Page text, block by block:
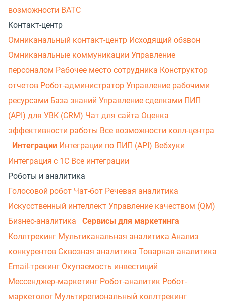
возможности ВАТС
Контакт-центр
Омниканальный контакт-центр Исходящий обзвон
Омниканальные коммуникации Управление
персоналом Рабочее место сотрудника Конструктор
отчетов Робот-администратор Управление рабочими
ресурсами База знаний Управление сделками ПИП
(API) для УВК (CRM) Чат для сайта Оценка
эффективности работы Все возможности колл-центра
Интеграции Интеграции по ПИП (API) Вебхуки
Интеграция с 1С Все интеграции
Роботы и аналитика
Голосовой робот Чат-бот Речевая аналитика
Искусственный интеллект Управление качеством (QM)
Бизнес-аналитика
Сервисы для маркетинга
Коллтрекинг Мультиканальная аналитика Анализ
конкурентов Сквозная аналитика Товарная аналитика
Email-трекинг Окупаемость инвестиций
Мессенджер‑маркетинг Робот-аналитик Робот-
маркетолог Мультирегиональный коллтрекинг